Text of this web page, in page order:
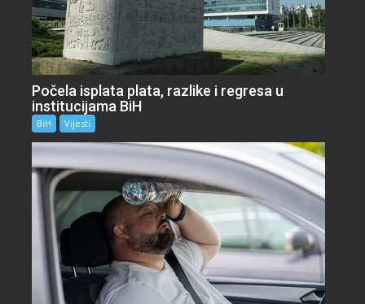
Počela isplata plata, razlike i regresa u
institucijama BiH
BiH Vijesti